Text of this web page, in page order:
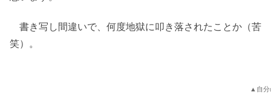
書き写し間違いで、何度地獄に叩き落されたことか（苦
笑）。
▲自分